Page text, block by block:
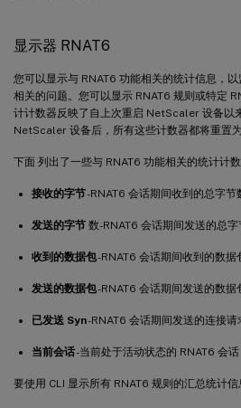
显示器 RNAT6
您可以显示与 RNAT6 功能相关的统计信息，
相关的问题。您可以显示 RNAT6 规则或特定
计计数器反映了自上次重启 NetScaler 设备以
NetScaler 设备后，所有这些计数器都将重置为
下面 列出了一些与 RNAT6 功能相关的统计计数
接收的字节-RNAT6 会话期间收到的总字节
发送的字节 数-RNAT6 会话期间发送的总字
收到的数据包-RNAT6 会话期间收到的数据
发送的数据包-RNAT6 会话期间发送的数据
已发送 Syn-RNAT6 会话期间发送的连接请
当前会话-当前处于活动状态的 RNAT6 会话
要使用 CLI 显示所有 RNAT6 规则的汇总统计信